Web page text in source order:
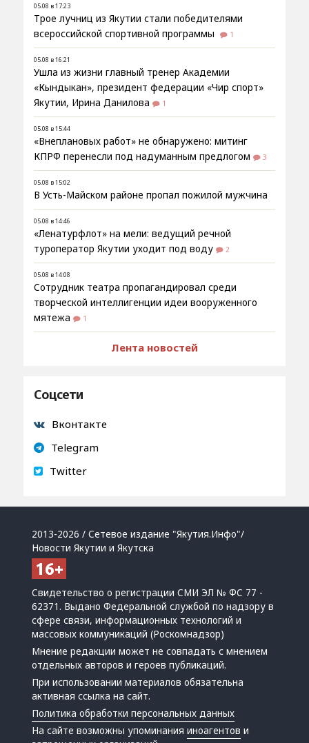
05.08 в 17:23
Трое лучниц из Якутии стали победителями
всероссийской спортивной программы
1
05.08 в 16:21
Ушла из жизни главный тренер Академии
«Кындыкан», президент федерации «Чир спорт»
Якутии, Ирина Данилова
1
05.08 в 15:44
«Внеплановых работ» не обнаружено: митинг
КПРФ перенесли под надуманным предлогом
3
05.08 в 15:02
В Усть-Майском районе пропал пожилой мужчина
05.08 в 14:46
«Ленатурфлот» на мели: ведущий речной
туроператор Якутии уходит под воду
2
05.08 в 14:08
Сотрудник театра пропагандировал среди
творческой интеллигенции идеи вооруженного
мятежа
1
Лента новостей
Соцсети
Вконтакте
Telegram
Twitter
2013-2026 / Сетевое издание "Якутия.Инфо"/
Новости Якутии и Якутска
Свидетельство о регистрации СМИ ЭЛ № ФС 77 -
62371. Выдано Федеральной службой по надзору в
сфере связи, информационных технологий и
массовых коммуникаций (Роскомнадзор)
Мнение редакции может не совпадать с мнением
отдельных авторов и героев публикаций.
При использовании материалов обязательна
активная ссылка на сайт.
Политика обработки персональных данных
На сайте возможны упоминанияиноагентов и